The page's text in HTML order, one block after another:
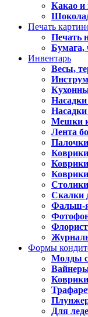
Какао и
Печать
Печать
Бумага,
Инвентарь
Весы,
Насадки
Насадки
Мешки
Лента
Скалки
Фальш-
Формы
Молды
Для